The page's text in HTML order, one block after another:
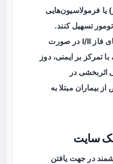
یا فرمولاسیون‌هایی
تسهیل کنند.
طراحی کارآزمایی‌های فاز I/II در صورت
تمرکز بر ایمنی، دوز
اثربخشی در
بیماران مبتلا به
سایت
در جهت یافتن